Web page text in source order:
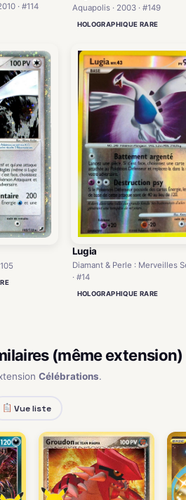
· #114 Aquapolis · 2003 · #149
HOLOGRAPHIQUE RARE
Lugia
Diamant & Perle : Merveilles
· #14
HOLOGRAPHIQUE RARE
(même extension)
Célébrations.
Vue liste